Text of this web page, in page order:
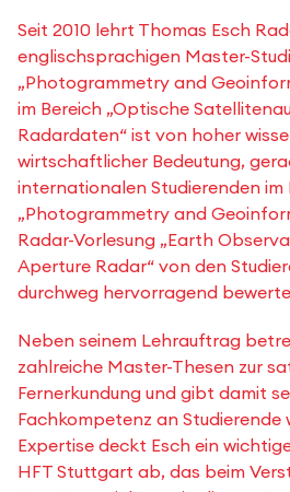
Seit 2010 lehrt Thomas Esch
englischsprachigen Master-
„Photogrammetry and
im Bereich „Optische
Radardaten“ ist von hoher
wirtschaftlicher Bedeutung,
internationalen Studierenden
„Photogrammetry and
Radar-Vorlesung „Earth
Aperture Radar“ von den
durchweg hervorragend
Neben seinem Lehrauftrag
zahlreiche Master-Thesen zur
Fernerkundung und gibt damit
Fachkompetenz an Studierende
Expertise deckt Esch ein
HFT Stuttgart ab, das beim